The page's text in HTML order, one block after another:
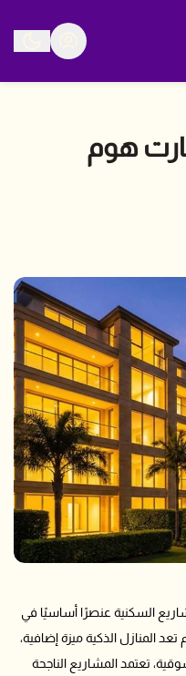
هوم
السكنية عنصرًا أساسيًا في
المنازل الذكية ميزة إضافية،
تعتمد المشاريع الناجحة